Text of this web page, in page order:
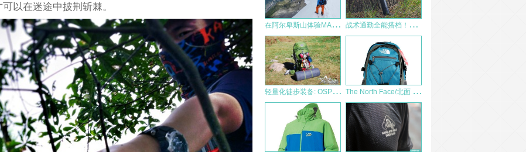
以在迷途中披荆斩棘。
在
阿尔卑斯山体验MAMMUT极限装备 战
术通勤全能搭档！纳丽德P81手电赏评
轻
量化徒步装备: OSPREY Aether 60背包评测 T
he North Face/北面 女款日常双肩背包AJVT 测评报告